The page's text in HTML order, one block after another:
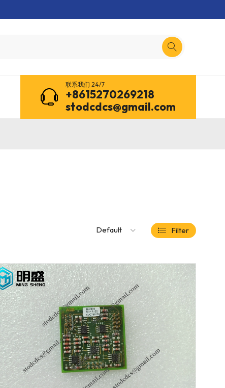
联系我们 24/7
+8615270269218
stodcdcs@gmail.com
Default Filter